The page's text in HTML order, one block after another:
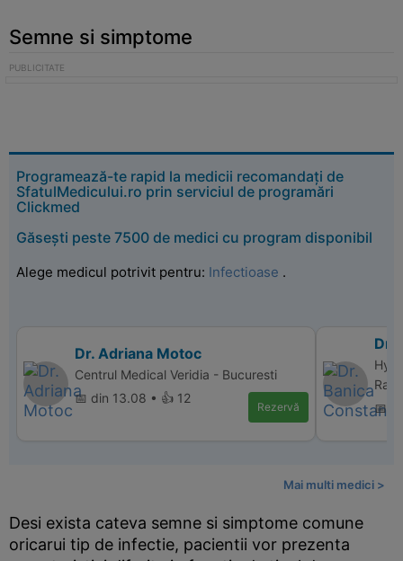
Semne si simptome
Programează-te rapid la medicii recomandați de
SfatulMedicului.ro prin serviciul de programări
Clickmed
Găsești peste 7500 de medici cu program disponibil
Alege medicul potrivit pentru: Infectioase .
Dr. Adriana Motoc
Centrul Medical Veridia - Bucuresti
📅 din 13.08 • 👍 12
Rezervă
Dr.
📅
Mai multi medici >
Desi exista cateva semne si simptome comune
oricarui tip de infectie, pacientii vor prezenta